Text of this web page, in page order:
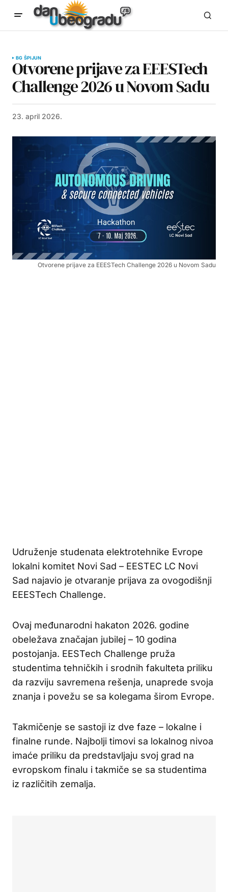
BG ŠPIJUN
Otvorene prijave za EEESTech
Challenge 2026 u Novom Sadu
23. april 2026.
Otvorene prijave za EEESTech Challenge 2026 u Novom Sadu
Udruženje studenata elektrotehnike Evrope
lokalni komitet Novi Sad – EESTEC LC Novi
Sad najavio je otvaranje prijava za ovogodišnji
EEESTech Challenge.
Ovaj međunarodni hakaton 2026. godine
obeležava značajan jubilej – 10 godina
postojanja. EESTech Challenge pruža
studentima tehničkih i srodnih fakulteta priliku
da razviju savremena rešenja, unaprede svoja
znanja i povežu se sa kolegama širom Evrope.
Takmičenje se sastoji iz dve faze – lokalne i
finalne runde. Najbolji timovi sa lokalnog nivoa
imaće priliku da predstavljaju svoj grad na
evropskom finalu i takmiče se sa studentima
iz različitih zemalja.